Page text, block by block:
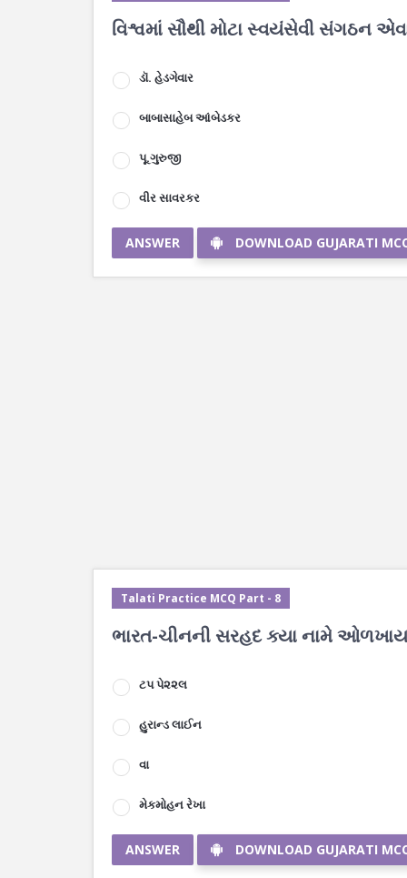
વિશ્વમાં સૌથી મોટા સ્વયંસેવી સંગઠન
ડૉ. હેડગેવાર
બાબાસાહેબ આંબેડકર
પૂ.ગુરુજી
વીર સાવરકર
ANSWER DOWNLOAD GUJARATI
Talati Practice MCQ Part - 8
ભારત-ચીનની સરહદ ક્યા નામે
ટપ પે૨૨લ
હુરાન્ડ લાઈન
વા
મેકમોહન રેખા
ANSWER DOWNLOAD GUJARATI